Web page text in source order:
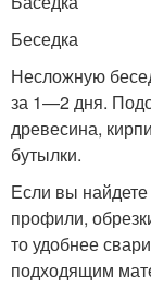
Беседка
Несложную
за 1—2 дня.
древесина,
бутылки.
Если вы
профили,
то удобнее
подходящим